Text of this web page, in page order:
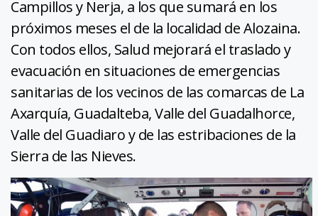
Campillos y Nerja, a los que sumará en los
próximos meses el de la localidad de Alozaina.
Con todos ellos, Salud mejorará el traslado y
evacuación en situaciones de emergencias
sanitarias de los vecinos de las comarcas de La
Axarquía, Guadalteba, Valle del Guadalhorce,
Valle del Guadiaro y de las estribaciones de la
Sierra de las Nieves.